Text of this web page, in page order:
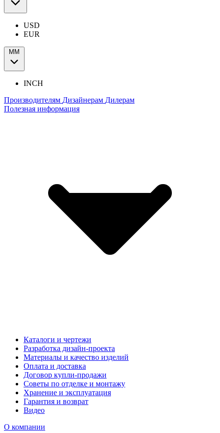
USD
EUR
ММ
INCH
Производителям Дизайнерам Дилерам
Полезная информация
Каталоги и чертежи
Разработка дизайн-проекта
Материалы и качество изделий
Оплата и доставка
Договор купли-продажи
Советы по отделке и монтажу
Хранение и эксплуатация
Гарантия и возврат
Видео
О компании